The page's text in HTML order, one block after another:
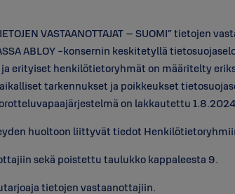
VASTAANOTTAJAT – SUOMI” tietojen
ABLOY -konsernin keskitetyllä
erityiset henkilötietoryhmät on määritelty
tarkennukset ja poikkeukset
on lakkautettu
huoltoon liittyvät tiedot
sekä poistettu taulukko kappaleesta 9.
tietojen vastaanottajiin.